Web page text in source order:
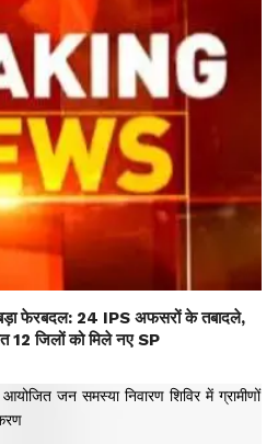
फेरबदल: 24 IPS अफसरों के तबादले,
12 जिलों को मिले नए SP